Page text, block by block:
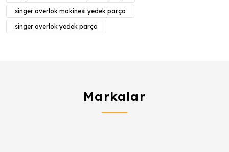
singer overlok makinesi yedek parça
singer overlok yedek parça
Markalar